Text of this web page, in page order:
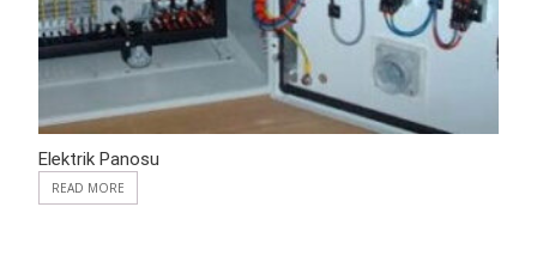
Elektrik Panosu
READ MORE